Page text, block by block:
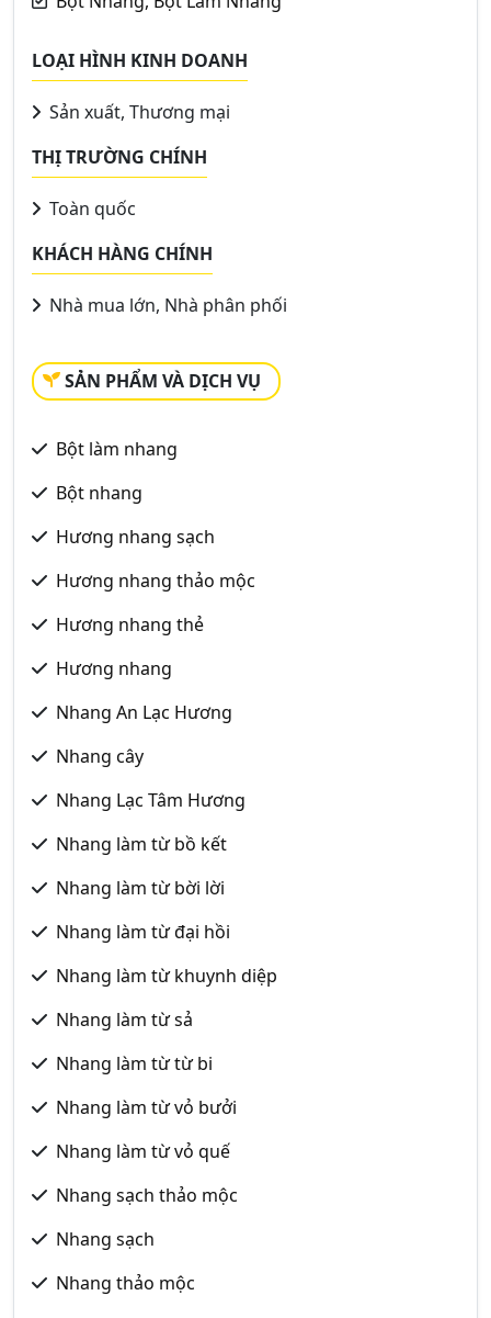
LOẠI HÌNH KINH DOANH
Sản xuất, Thương mại
THỊ TRƯỜNG CHÍNH
Toàn quốc
KHÁCH HÀNG CHÍNH
Nhà mua lớn, Nhà phân phối
SẢN PHẨM VÀ DỊCH VỤ
Bột làm nhang
Bột nhang
Hương nhang sạch
Hương nhang thảo mộc
Hương nhang thẻ
Hương nhang
Nhang An Lạc Hương
Nhang cây
Nhang Lạc Tâm Hương
Nhang làm từ bồ kết
Nhang làm từ bời lời
Nhang làm từ đại hồi
Nhang làm từ khuynh diệp
Nhang làm từ sả
Nhang làm từ từ bi
Nhang làm từ vỏ bưởi
Nhang làm từ vỏ quế
Nhang sạch thảo mộc
Nhang sạch
Nhang thảo mộc